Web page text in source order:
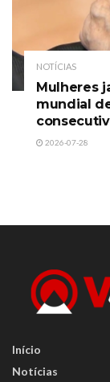
NOTÍCIAS
Mulheres
mundial
2026-07-28
Início
Notícias